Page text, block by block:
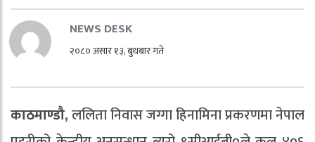
NEWS DESK
२०८० असार १३, बुधबार गते
काठमाण्डौ,ललिता निवास जग्गा हिनामिना प्रकरणमा नेपाल